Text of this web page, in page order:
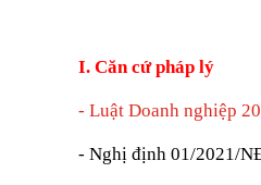
I. Căn cứ pháp lý
- Luật Doanh nghiệp
- Nghị định 01/2021/